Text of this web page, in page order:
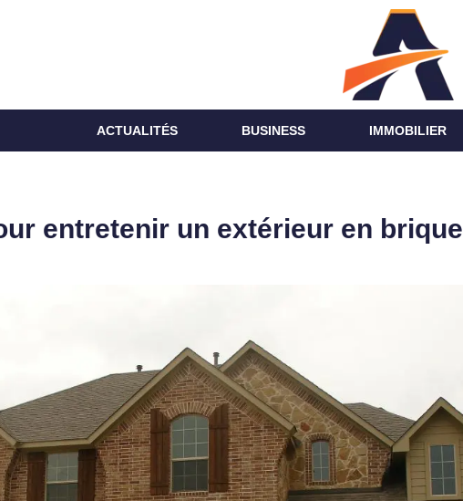
ACTUALITÉS BUSINESS IMMOBILIER
entretenir un extérieur en brique